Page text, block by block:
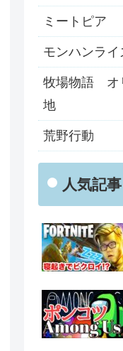
ミートピア
モンハンライ
牧場物語 オ
地
荒野行動
人気記事